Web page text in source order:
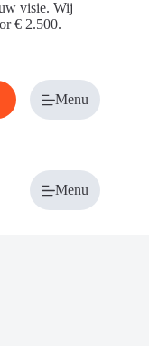
visie. Wij
€ 2.500.
Over ons
Menu
Menu